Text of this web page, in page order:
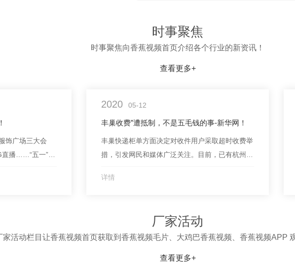
时事聚焦
时事聚焦向香蕉视频首页介绍各个行业的新资讯！
查看更多+
饰广场三大会
播……“五一”假
做遍了**。疫情
2020 05-12
丰巢收费”遭抵制，不是五毛钱的事-新华网！
丰巢快递柜单方面决定对收件用户采取超时收费举
措，引发网民和媒体广泛关注。目前，已有杭州东
递柜。在《致亲爱的用户一封信》和《东新园业委
讯”微信公号：丰巢收费方案应该多方参与协商，
不能仅由丰巢公...
详情
厂家活动
家活动栏目让香蕉视频首页获取到香蕉视频毛片、大鸡巴香蕉视频、香蕉视频APP
查看更多+